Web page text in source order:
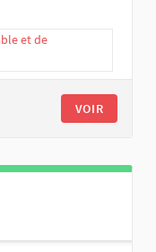
et de
VOIR